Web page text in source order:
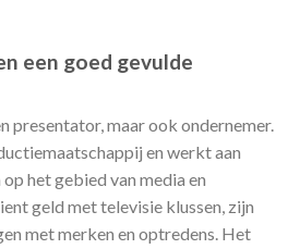
een goed gevulde
presentator, maar ook ondernemer.
en werkt aan
het gebied van media en
geld met televisie klussen, zijn
met merken en optredens. Het